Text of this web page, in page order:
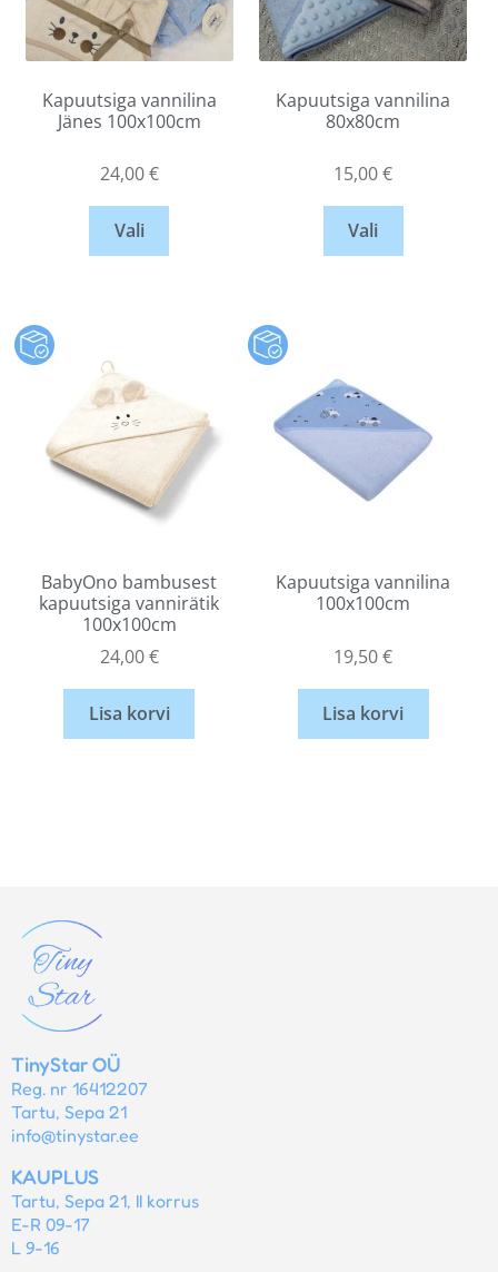
Kapuutsiga vannilina
Jänes 100x100cm
24,00€
Vali
Kapuutsiga vannilina
80x80cm
15,00€
Vali
BabyOno bambusest
kapuutsiga vannirätik
100x100cm
24,00€
Lisa korvi
Kapuutsiga vannilina
100x100cm
19,50€
Lisa korvi
TinyStar OÜ
Reg. nr 16412207
Tartu, Sepa 21
info@tinystar.ee
KAUPLUS
Tartu, Sepa 21, II korrus
E-R 09-17
L 9-16